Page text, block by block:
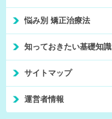
悩み別 矯正治療法
知っておきたい基礎知識
サイトマップ
運営者情報